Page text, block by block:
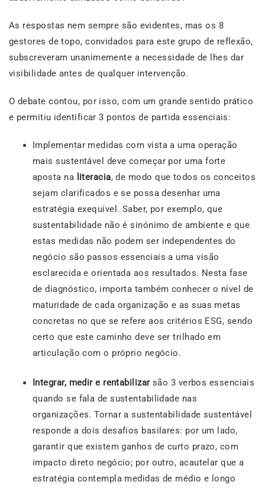
As respostas nem sempre são evidentes, mas os 8
gestores de topo, convidados para este grupo de reflexão,
subscreveram unanimemente a necessidade de lhes dar
visibilidade antes de qualquer intervenção.
O debate contou, por isso, com um grande sentido prático
e permitiu identificar 3 pontos de partida essenciais:
Implementar medidas com vista a uma operação
mais sustentável deve começar por uma forte
aposta na literacia, de modo que todos os conceitos
sejam clarificados e se possa desenhar uma
estratégia exequível. Saber, por exemplo, que
sustentabilidade não é sinónimo de ambiente e que
estas medidas não podem ser independentes do
negócio são passos essenciais a uma visão
esclarecida e orientada aos resultados. Nesta fase
de diagnóstico, importa também conhecer o nível de
maturidade de cada organização e as suas metas
concretas no que se refere aos critérios ESG, sendo
certo que este caminho deve ser trilhado em
articulação com o próprio negócio.
Integrar, medir e rentabilizar são 3 verbos essenciais
quando se fala de sustentabilidade nas
organizações. Tornar a sustentabilidade sustentável
responde a dois desafios basilares: por um lado,
garantir que existem ganhos de curto prazo, com
impacto direto negócio; por outro, acautelar que a
estratégia contempla medidas de médio e longo